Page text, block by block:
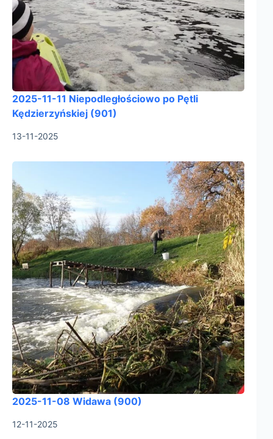
2025-11-11 Niepodległościowo po Pętli
Kędzierzyńskiej (901)
13-11-2025
2025-11-08 Widawa (900)
12-11-2025